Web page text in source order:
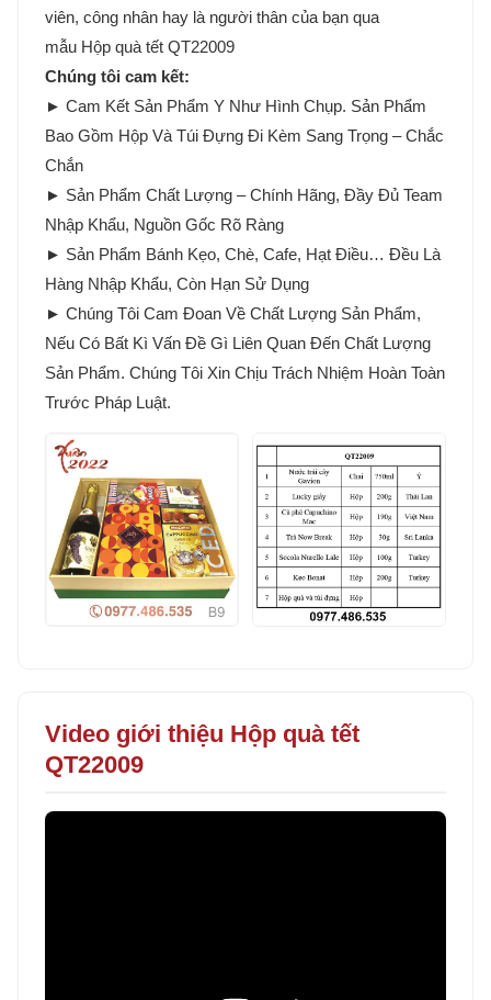
viên, công nhân hay là người thân của bạn qua
mẫu Hộp quà tết QT22009
Chúng tôi cam kết:
► Cam Kết Sản Phẩm Y Như Hình Chụp. Sản Phẩm
Bao Gồm Hộp Và Túi Đựng Đi Kèm Sang Trọng – Chắc
Chắn
► Sản Phẩm Chất Lượng – Chính Hãng, Đầy Đủ Team
Nhập Khẩu, Nguồn Gốc Rõ Ràng
► Sản Phẩm Bánh Kẹo, Chè, Cafe, Hạt Điều… Đều Là
Hàng Nhập Khẩu, Còn Hạn Sử Dụng
► Chúng Tôi Cam Đoan Về Chất Lượng Sản Phẩm,
Nếu Có Bất Kì Vấn Đề Gì Liên Quan Đến Chất Lượng
Sản Phẩm. Chúng Tôi Xin Chịu Trách Nhiệm Hoàn Toàn
Trước Pháp Luật.
Video giới thiệu Hộp quà tết
QT22009